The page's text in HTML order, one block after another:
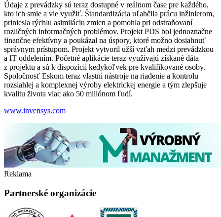
Údaje z prevádzky sú teraz dostupné v reálnom čase pre každého,
kto ich smie a vie využiť. Štandardizácia uľahčila prácu inžinierom,
priniesla rýchlu asimiláciu zmien a pomohla pri odstraňovaní
rozličných informačných problémov. Projekt PDS bol jednoznačne
finančne efektívny a poukázal na úspory, ktoré možno dosiahnuť
správnym prístupom. Projekt vytvoril užší vzťah medzi prevádzkou
a IT oddelením. Početné aplikácie teraz využívajú získané dáta
z projektu a sú k dispozícii kedykoľvek pre kvalifikované osoby.
Spoločnosť Eskom teraz vlastní nástroje na riadenie a kontrolu
rozsiahlej a komplexnej výroby elektrickej energie a tým zlepšuje
kvalitu života viac ako 50 miliónom ľudí.
www.invensys.com
Reklama
Partnerské organizácie